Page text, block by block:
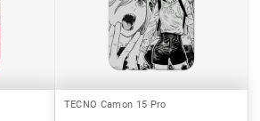
TECNO Camon 15 Pro